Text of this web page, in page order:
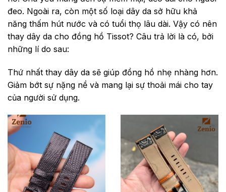
đeo. Ngoài ra, còn một số loại dây da sở hữu khả
năng thấm hút nước và có tuổi thọ lâu dài. Vậy có nên
thay dây da cho đồng hồ Tissot? Câu trả lời là có, bởi
những lí do sau:
Thứ nhất thay dây da sẽ giúp đồng hồ nhẹ nhàng hơn.
Giảm bớt sự nặng nề và mang lại sự thoải mái cho tay
của người sử dụng.